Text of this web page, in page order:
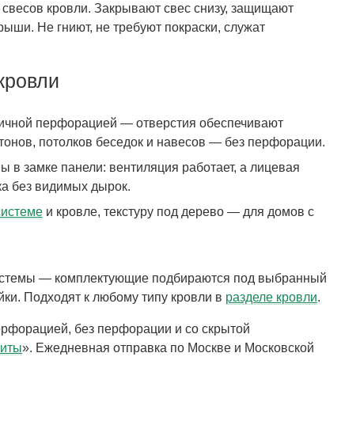
кровли. Закрывают свес снизу, защищают
Не гниют, не требуют покраски, служат
перфорацией — отверстия обеспечивают
потолков беседок и навесов — без перфорации.
в замке панели: вентиляция работает, а лицевая
без видимых дырок.
и кровле, текстуру под дерево — для домов с
— комплектующие подбираются под выбранный
Подходят к любому типу кровли в разделе кровли.
без перфорации и со скрытой
». Ежедневная отправка по Москве и Московской